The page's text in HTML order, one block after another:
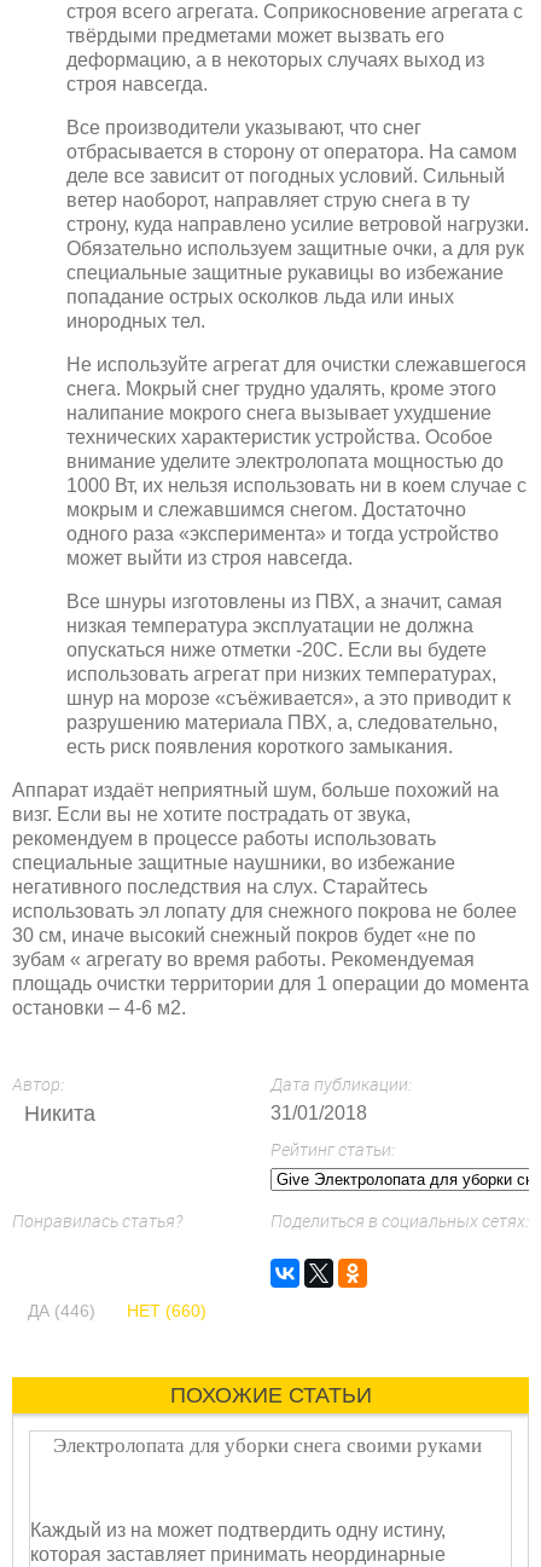
строя всего агрегата. Соприкосновение агрегата с
твёрдыми предметами может вызвать его
деформацию, а в некоторых случаях выход из
строя навсегда.
Все производители указывают, что снег
отбрасывается в сторону от оператора. На самом
деле все зависит от погодных условий. Сильный
ветер наоборот, направляет струю снега в ту
строну, куда направлено усилие ветровой нагрузки.
Обязательно используем защитные очки, а для рук
специальные защитные рукавицы во избежание
попадание острых осколков льда или иных
инородных тел.
Не используйте агрегат для очистки слежавшегося
снега. Мокрый снег трудно удалять, кроме этого
налипание мокрого снега вызывает ухудшение
технических характеристик устройства. Особое
внимание уделите электролопата мощностью до
1000 Вт, их нельзя использовать ни в коем случае с
мокрым и слежавшимся снегом. Достаточно
одного раза «эксперимента» и тогда устройство
может выйти из строя навсегда.
Все шнуры изготовлены из ПВХ, а значит, самая
низкая температура эксплуатации не должна
опускаться ниже отметки -20C. Если вы будете
использовать агрегат при низких температурах,
шнур на морозе «съёживается», а это приводит к
разрушению материала ПВХ, а, следовательно,
есть риск появления короткого замыкания.
Аппарат издаёт неприятный шум, больше похожий на
визг. Если вы не хотите пострадать от звука,
рекомендуем в процессе работы использовать
специальные защитные наушники, во избежание
негативного последствия на слух. Старайтесь
использовать эл лопату для снежного покрова не более
30 см, иначе высокий снежный покров будет «не по
зубам « агрегату во время работы. Рекомендуемая
площадь очистки территории для 1 операции до момента
остановки – 4-6 м2.
Автор:
Никита
Дата публикации:
31/01/2018
Рейтинг статьи:
Понравилась статья?
ДА (446) НЕТ (660)
Поделиться в социальных сетях:
ПОХОЖИЕ СТАТЬИ
Электролопата для уборки снега своими руками
Каждый из на может подтвердить одну истину,
которая заставляет принимать неординарные